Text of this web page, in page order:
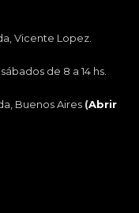
Vicente Lopez.
de 8 a 14 hs.
Buenos Aires (Abrir